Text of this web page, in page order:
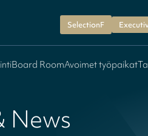
SelectionF
Board RoomAvoimet työpaikat
News